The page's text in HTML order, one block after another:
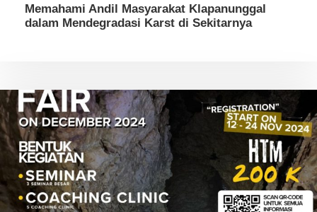
Memahami Andil Masyarakat Klapanunggal
dalam Mendegradasi Karst di Sekitarnya